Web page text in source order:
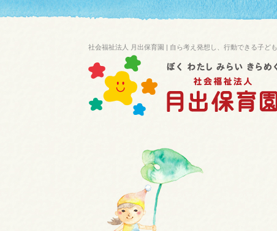
社会福祉法人 月出保育園 | 自ら考え発想し、行動できる子ども